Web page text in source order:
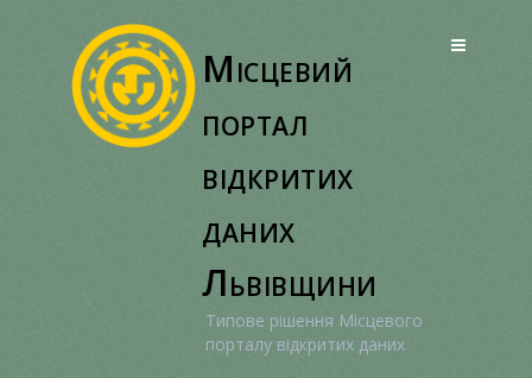
Місцевий
портал
відкритих
даних
Львівщини
Типове рішення Місцевого
порталу відкритих даних